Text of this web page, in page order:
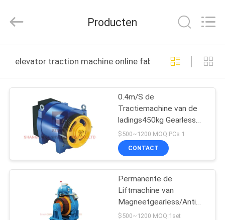
PRODUCTEN
VIDEO'S
ONGEVEER
ONS
FABRIEKSREIS
CO.,LTD.
Producten
elevator traction machine online fabricage
0.4m/S de
Tractiemachine van de
ladings450kg Gearless
Lift voor Liftdelen
$500~1200 MOQ:PCs 1
CONTACT
Permanente de
Liftmachine van
Magneetgearless/Anti
de Tractiemachine van
$500~1200 MOQ:1set